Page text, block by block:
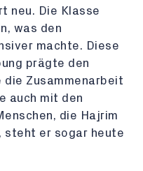
neu. Die Klasse
was den
machte. Diese
prägte den
Zusammenarbeit
auch mit den
die Hajrim
steht er sogar heute